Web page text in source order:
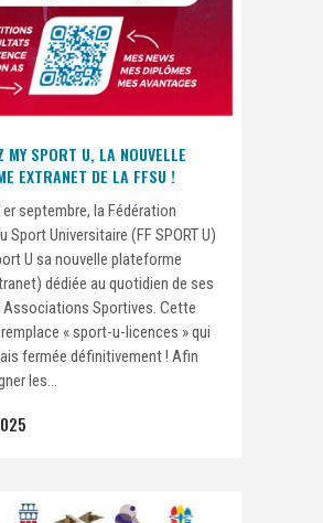
MY SPORT U, LA NOUVELLE
EXTRANET DE LA FFSU !
septembre, la Fédération
Sport Universitaire (FF SPORT U)
U sa nouvelle plateforme
dédiée au quotidien de ses
Sportives. Cette
« sport-u-licences » qui
fermée définitivement ! Afin
les...